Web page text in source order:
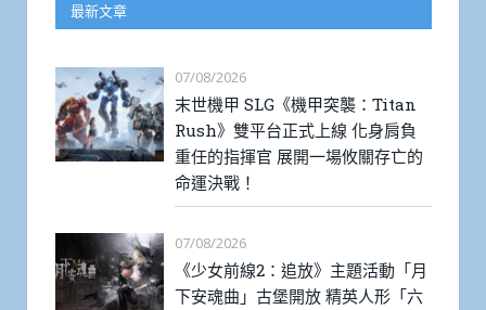
最新文章
07/08/2026
末世機甲 SLG《機甲突襲：Titan
Rush》雙平台正式上線 化身肩負
重任的指揮官 展開一場攸關存亡的
命運決戰！
07/08/2026
《少女前線2：追放》主題活動「月
下安魂曲」古堡開放 精英人形「六